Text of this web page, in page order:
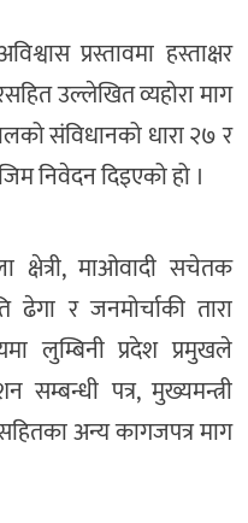
प्रस्तावमा हस्ताक्षर
उल्लेखित व्यहोरा माग
संविधानको धारा २७ र
निवेदन दिइएको हो ।
क्षेत्री, माओवादी सचेतक
र जनमोर्चाकी तारा
लुम्बिनी प्रदेश प्रमुखले
पत्र, मुख्यमन्त्री
अन्य कागजपत्र माग